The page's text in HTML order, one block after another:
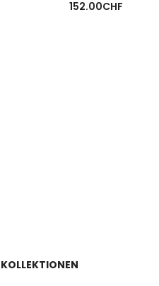
152.00CHF
KOLLEKTIONEN